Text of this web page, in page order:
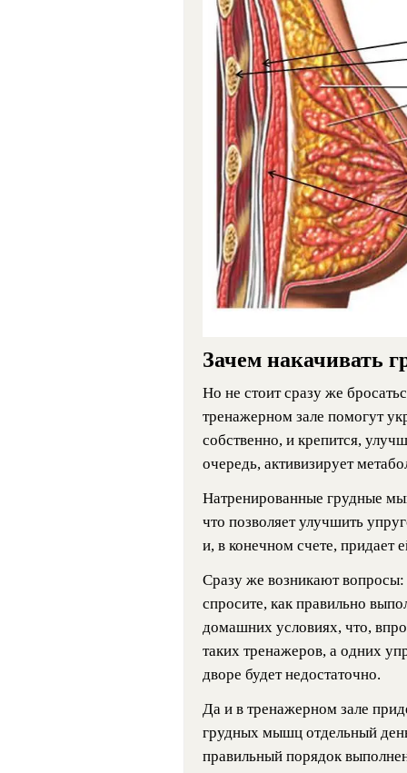
Зачем накачивать
Но не стоит сразу же
тренажерном зале помогут
собственно, и крепится,
очередь, активизирует
Натренированные грудные
что позволяет улучшить
и, в конечном счете, придает
Сразу же возникают
спросите, как правильно
домашних условиях, что,
таких тренажеров, а одних
дворе будет недостаточно.
Да и в тренажерном зале
грудных мышц отдельный
правильный порядок